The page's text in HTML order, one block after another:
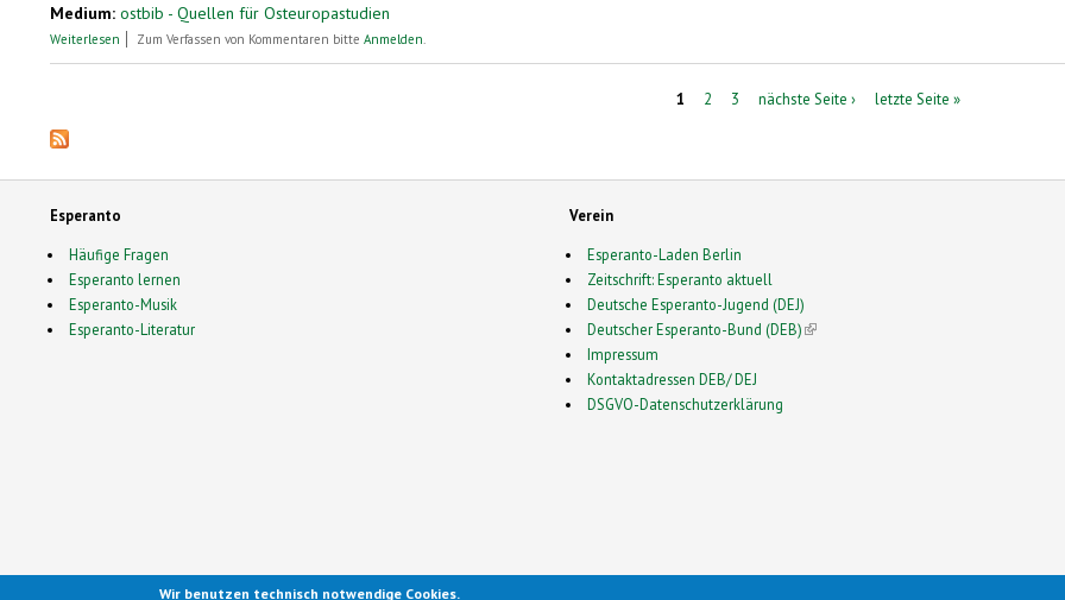
Medium: ostbib - Quellen für Osteuropastudien
Weiterlesen über Virtuelle Ausstellung der Bayerischen Staatsbibliothek: Ludwik Lejzer Zamenhof – Begründer der Plansprache „Esperanto“
Zum Verfassen von Kommentaren bitte Anmelden.
1 2 3 nächste Seite › letzte Seite »
Esperanto
Häufige Fragen
Esperanto lernen
Esperanto-Musik
Esperanto-Literatur
Verein
Esperanto-Laden Berlin
Zeitschrift: Esperanto aktuell
Deutsche Esperanto-Jugend (DEJ)
Deutscher Esperanto-Bund (DEB)(link is external)
Impressum
Kontaktadressen DEB/ DEJ
DSGVO-Datenschutzerklärung
Wir benutzen technisch notwendige Cookies.